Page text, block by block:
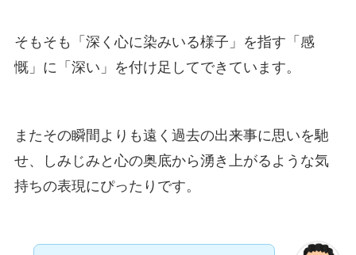
そもそも「深く心に染みいる様子」を指す「感
慨」に「深い」を付け足してできています。
またその瞬間よりも遠く過去の出来事に思いを馳
せ、しみじみと心の奥底から湧き上がるような気
持ちの表現にぴったりです。